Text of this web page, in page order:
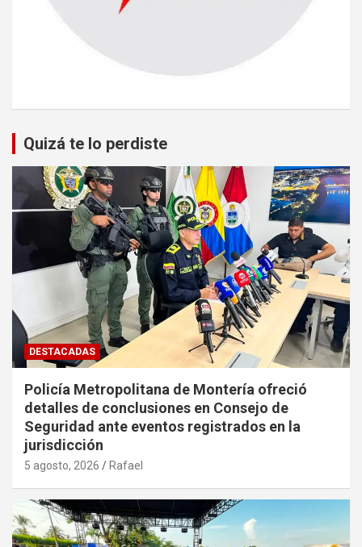
Quizá te lo perdiste
DESTACADAS
Policía Metropolitana de Montería ofreció
detalles de conclusiones en Consejo de
Seguridad ante eventos registrados en la
jurisdicción
5 agosto, 2026 Rafael